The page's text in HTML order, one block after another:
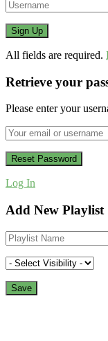
All fields are required.
Retrieve your
Please enter your
Log In
Add New Playlist